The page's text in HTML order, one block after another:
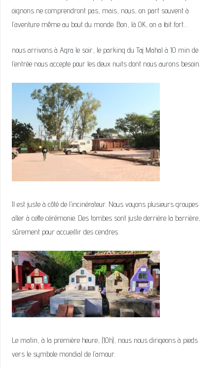
oignons ne comprendront pas, mais, nous, on part souvent à
l’aventure même au bout du monde. Bon, là OK, on a fait fort…
nous arrivons à Agra le soir, le parking du Taj Mahal à 10 min de
l’entrée nous accepte pour les deux nuits dont nous aurons besoin.
Il est juste à côté de l’incinérateur. Nous voyons plusieurs groupes
aller à cette cérémonie. Des tombes sont juste derrière la barrière,
sûrement pour accueillir des cendres.
Le matin, à la première heure, (10h), nous nous dirigeons à pieds
vers le symbole mondial de l’amour.